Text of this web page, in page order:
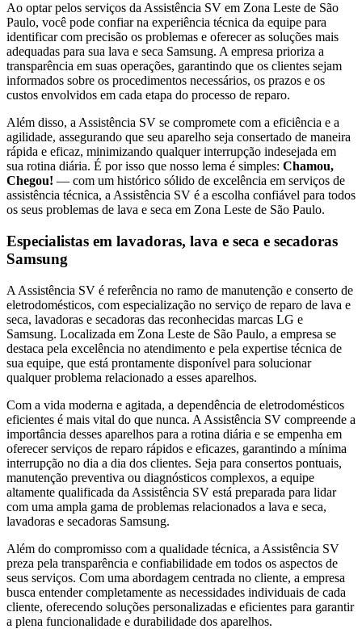
Ao optar pelos serviços da Assistência SV em Zona Leste de São
Paulo, você pode confiar na experiência técnica da equipe para
identificar com precisão os problemas e oferecer as soluções mais
adequadas para sua lava e seca Samsung. A empresa prioriza a
transparência em suas operações, garantindo que os clientes sejam
informados sobre os procedimentos necessários, os prazos e os
custos envolvidos em cada etapa do processo de reparo.
Além disso, a Assistência SV se compromete com a eficiência e a
agilidade, assegurando que seu aparelho seja consertado de maneira
rápida e eficaz, minimizando qualquer interrupção indesejada em
sua rotina diária. É por isso que nosso lema é simples: Chamou,
Chegou! — com um histórico sólido de excelência em serviços de
assistência técnica, a Assistência SV é a escolha confiável para todos
os seus problemas de lava e seca em Zona Leste de São Paulo.
Especialistas em lavadoras, lava e seca e secadoras
Samsung
A Assistência SV é referência no ramo de manutenção e conserto de
eletrodomésticos, com especialização no serviço de reparo de lava e
seca, lavadoras e secadoras das reconhecidas marcas LG e
Samsung. Localizada em Zona Leste de São Paulo, a empresa se
destaca pela excelência no atendimento e pela expertise técnica de
sua equipe, que está prontamente disponível para solucionar
qualquer problema relacionado a esses aparelhos.
Com a vida moderna e agitada, a dependência de eletrodomésticos
eficientes é mais vital do que nunca. A Assistência SV compreende a
importância desses aparelhos para a rotina diária e se empenha em
oferecer serviços de reparo rápidos e eficazes, garantindo a mínima
interrupção no dia a dia dos clientes. Seja para consertos pontuais,
manutenção preventiva ou diagnósticos complexos, a equipe
altamente qualificada da Assistência SV está preparada para lidar
com uma ampla gama de problemas relacionados a lava e seca,
lavadoras e secadoras Samsung.
Além do compromisso com a qualidade técnica, a Assistência SV
preza pela transparência e confiabilidade em todos os aspectos de
seus serviços. Com uma abordagem centrada no cliente, a empresa
busca entender completamente as necessidades individuais de cada
cliente, oferecendo soluções personalizadas e eficientes para garantir
a plena funcionalidade e durabilidade dos aparelhos.